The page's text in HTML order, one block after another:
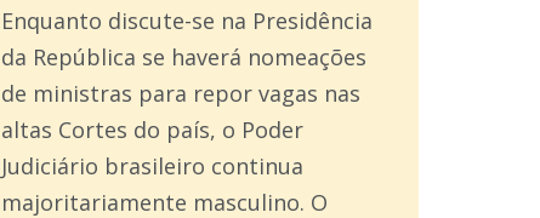
Enquanto discute-se na Presidência
da República se haverá nomeações
de ministras para repor vagas nas
altas Cortes do país, o Poder
Judiciário brasileiro continua
majoritariamente masculino. O